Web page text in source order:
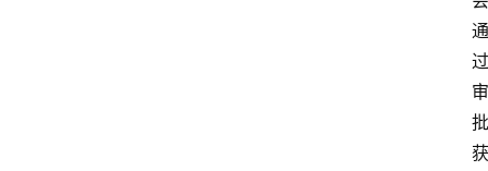
通
过
审
批
获